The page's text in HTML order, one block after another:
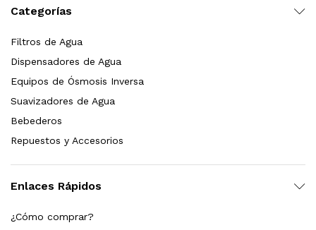
Categorías
Filtros de Agua
Dispensadores de Agua
Equipos de Ósmosis Inversa
Suavizadores de Agua
Bebederos
Repuestos y Accesorios
Enlaces Rápidos
¿Cómo comprar?
Cafetera (Cartucho de Repuesto)
2,899.00